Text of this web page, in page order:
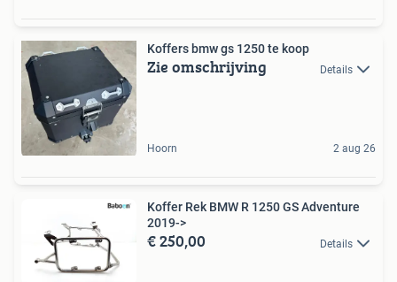
Koffers bmw gs 1250 te koop
Zie omschrijving Details
Hoorn 2 aug 26
Koffer Rek BMW R 1250 GS Adventure
2019->
€ 250,00 Details